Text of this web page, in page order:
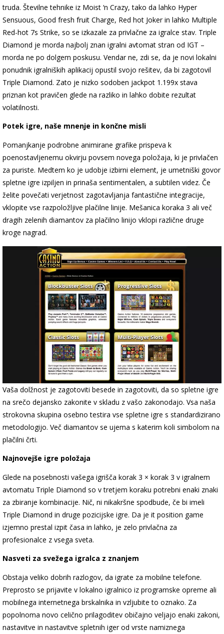
truda. Številne tehnike iz Moist ‘n Crazy, tako da lahko Hyper
Sensuous, Good fresh fruit Charge, Red hot Joker in lahko Multiple
Red-hot 7s Strike, so se izkazale za privlačne za igralce stav. Triple
Diamond je morda najbolj znan igralni avtomat stran od IGT –
morda ne po dolgem poskusu. Vendar ne, zdi se, da je novi lokalni
ponudnik igralniških aplikacij opustil svojo rešitev, da bi zagotovil
Triple Diamond. Zato je nizko sodoben jackpot 1.199x stava
priznan kot pravičen glede na razliko in lahko dobite rezultat
volatilnosti.
Potek igre, naše mnenje in končne misli
Pomanjkanje podrobne animirane grafike prispeva k
poenostavljenemu okvirju povsem novega položaja, ki je privlačen
za puriste. Medtem ko je udobje izbirni element, je umetniški govor
spletne igre izpiljen in prinaša sentimentalen, a subtilen videz. Če
želite povečati verjetnost zagotavljanja fantastične integracije,
vklopite vse razpoložljive plačilne linije. Mešanica koraka 3 ali več
dragih zelenih diamantov za plačilno linijo vklopi različne druge
kroge nagrad.
Vaša dolžnost je zagotoviti besede in zagotoviti, da so spletne igre
na srečo dejansko zakonite v skladu z vašo zakonodajo. Vsa naša
strokovna skupina osebno testira vse spletne igre s standardizirano
metodologijo. Več diamantov se ujema s katerim koli simbolom na
plačilni črti.
Najnovejše igre položaja
Glede na posebnosti vašega igrišča korak 3 × korak 3 v igralnem
avtomatu Triple Diamond so v tretjem koraku potrebni enaki znaki
za zbiranje kombinacije. Nič, ni nikakršne spodbude, če bi imeli
Triple Diamond in druge pozicijske igre. Da je it position game
izjemno prestal izpit časa in lahko, je zelo privlačna za
profesionalce z vsega sveta.
Nasveti za svežega igralca z znanjem
Obstaja veliko dobrih razlogov, da igrate za mobilne telefone.
Preprosto se prijavite v lokalno igralnico iz programske opreme ali
mobilnega internetnega brskalnika in vzljubite to oznako. Za
popolnoma novo celično prilagoditev običajno veljajo enaki zakoni,
nastavitve in nastavitve spletnih iger od vrste namiznega